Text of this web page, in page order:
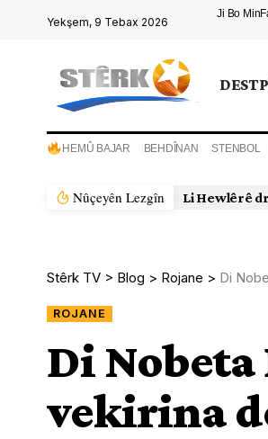
Yekşem, 9 Tebax 2026
Ji Bo Min
HEMÛ BAJAR BEHDÎNAN STENBOL
Nûçeyên Lezgîn Li Hewlêrê
Stêrk TV > Blog > Rojane > Di
ROJANE
Di Nobeta
vekirina